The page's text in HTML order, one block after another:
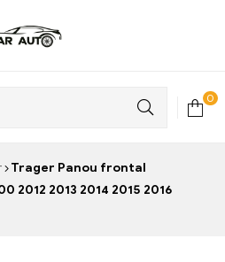
0
Trager Panou frontal
2012 2013 2014 2015 2016